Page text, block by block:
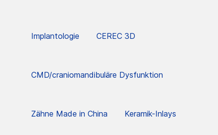
Implantologie CEREC 3D
CMD/craniomandibuläre Dysfunktion
Zähne Made in China Keramik-Inlays